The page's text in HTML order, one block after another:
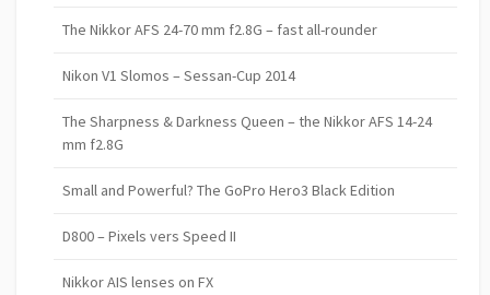
The Nikkor AFS 24-70 mm f2.8G – fast all-rounder
Nikon V1 Slomos – Sessan-Cup 2014
The Sharpness & Darkness Queen – the Nikkor AFS 14-24
mm f2.8G
Small and Powerful? The GoPro Hero3 Black Edition
D800 – Pixels vers Speed II
Nikkor AIS lenses on FX